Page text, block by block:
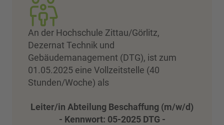
An der Hochschule Zittau/Görlitz,
Dezernat Technik und
Gebäudemanagement (DTG), ist zum
01.05.2025 eine Vollzeitstelle (40
Stunden/Woche) als
Leiter/in Abteilung Beschaffung (m/w/d)
- Kennwort: 05-2025 DTG -